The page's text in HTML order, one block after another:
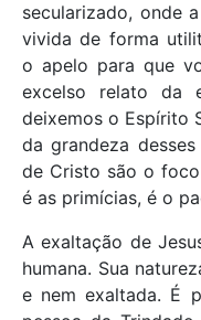
secularizado, onde
vivida de forma
o apelo para que
excelso relato da
deixemos o Espírito
da grandeza
de Cristo são o
é as primícias, é o
A exaltação de
humana. Sua
e nem exaltada. É